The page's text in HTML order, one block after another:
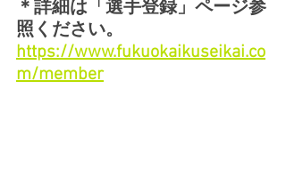
＊詳細は「選手登録」ページ参
照ください。
https://www.fukuokaikuseikai.co
m/member